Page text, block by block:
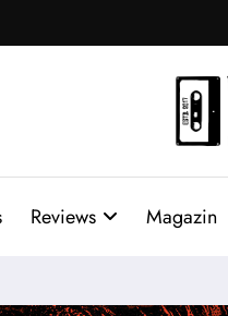
Reviews Magazin